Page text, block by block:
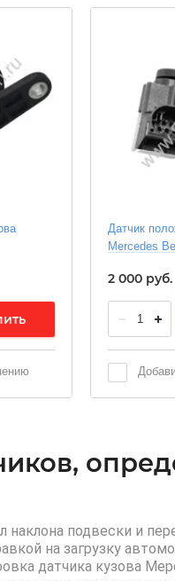
Датчик
Mercedes
2 000руб.
наклона подвески и
на загрузку
датчика кузова